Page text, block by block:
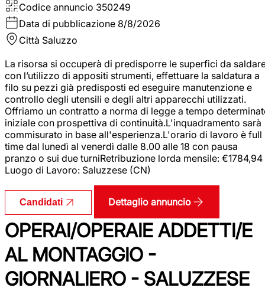
Codice annuncio 350249
Data di pubblicazione 8/8/2026
Città Saluzzo
La risorsa si occuperà di predisporre le superfici da
con l’utilizzo di appositi strumenti, effettuare la saldatura a
filo su pezzi già predisposti ed eseguire manutenzione e
controllo degli utensili e degli altri apparecchi utilizzati.
Offriamo un contratto a norma di legge a tempo
iniziale con prospettiva di continuità.L'inquadramento sarà
commisurato in base all'esperienza.L'orario di lavoro è full
time dal lunedì al venerdì dalle 8.00 alle 18 con pausa
pranzo o sui due turniRetribuzione lorda mensile: €1784,94
Luogo di Lavoro: Saluzzese (CN)
Candidati Dettaglio annuncio
OPERAI/OPERAIE ADDETTI/E
AL MONTAGGIO -
GIORNALIERO - SALUZZESE